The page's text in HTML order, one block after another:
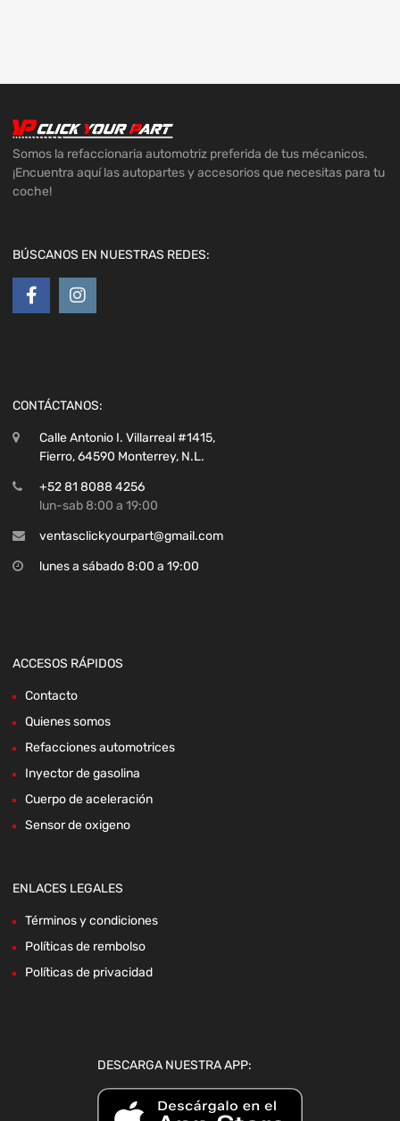
Somos la refaccionaria automotriz preferida de tus mécanicos.
¡Encuentra aquí las autopartes y accesorios que necesitas para tu
coche!
BÚSCANOS EN NUESTRAS REDES:
CONTÁCTANOS:
Calle Antonio I. Villarreal #1415,
Fierro, 64590 Monterrey, N.L.
+52 81 8088 4256
lun-sab 8:00 a 19:00
ventasclickyourpart@gmail.com
lunes a sábado 8:00 a 19:00
ACCESOS RÁPIDOS
Contacto
Quienes somos
Refacciones automotrices
Inyector de gasolina
Cuerpo de aceleración
Sensor de oxigeno
ENLACES LEGALES
Términos y condiciones
Políticas de rembolso
Políticas de privacidad
DESCARGA NUESTRA APP: